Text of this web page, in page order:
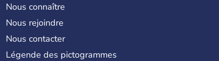
Nous connaître
Nous rejoindre
Nous contacter
Légende des pictogrammes